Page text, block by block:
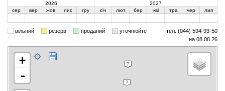
2026
2027
сер
вер жов лис гру січ лют бер кві тра чер лип
вільний резерв проданий уточнюйте
тел. (044) 594-93-50
на 08.08.26
+
-